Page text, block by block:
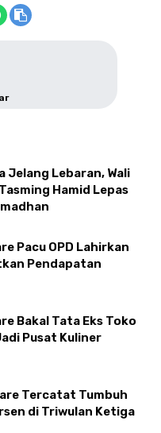
Jelang Lebaran, Wali
Hamid Lepas
Pacu OPD Lahirkan
Pendapatan
Bakal Tata Eks Toko
Pusat Kuliner
Tercatat Tumbuh
di Triwulan Ketiga